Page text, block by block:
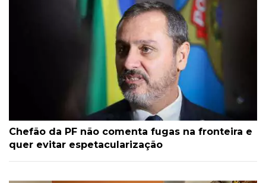
Chefão da PF não comenta fugas na fronteira e
quer evitar espetacularização